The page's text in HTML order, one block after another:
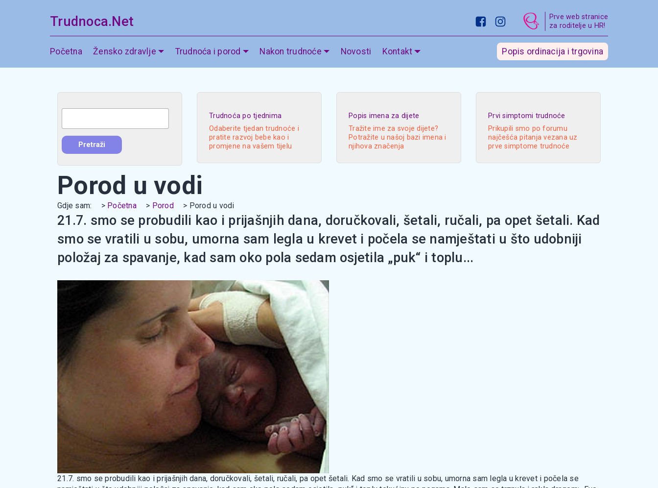
Trudnoca.Net
Prve web stranice
za roditelje u HR!
Početna Žensko zdravlje Trudnoća i porod Nakon trudnoće Novosti Kontakt Popis ordinacija i trgovina
Trudnoća po tjednima
Odaberite tjedan trudnoće i
pratite razvoj bebe kao i
promjene na vašem tijelu
Popis imena za dijete
Tražite ime za svoje dijete?
Potražite u našoj bazi imena i
njihova značenja
Prvi simptomi trudnoće
Prikupili smo po forumu
najčešća pitanja vezana uz
prve simptome trudnoće
Porod u vodi
Gdje sam: Početna Porod Porod u vodi
21.7. smo se probudili kao i prijašnjih dana, doručkovali, šetali, ručali, pa opet šetali. Kad
smo se vratili u sobu, umorna sam legla u krevet i počela se namještati u što udobniji
položaj za spavanje, kad sam oko pola sedam osjetila „puk“ i toplu...
21.7. smo se probudili kao i prijašnjih dana, doručkovali, šetali, ručali, pa opet šetali. Kad smo se vratili u sobu, umorna sam legla u krevet i počela se